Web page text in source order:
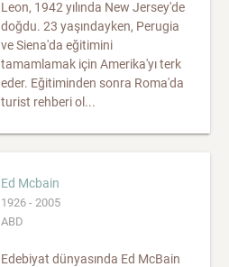
Leon, 1942 yılında New Jersey'de
doğdu. 23 yaşındayken, Perugia
ve Siena'da eğitimini
tamamlamak için Amerika'yı terk
eder. Eğitiminden sonra Roma'da
turist rehberi ol...
Ed Mcbain
1926 - 2005
ABD
Edebiyat dünyasında Ed McBain